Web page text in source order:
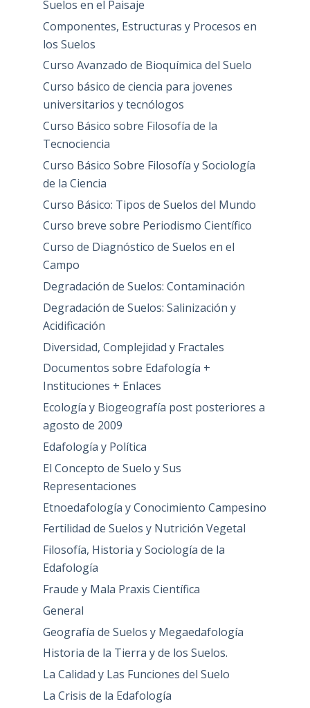
Suelos en el Paisaje
Componentes, Estructuras y Procesos en
los Suelos
Curso Avanzado de Bioquímica del Suelo
Curso básico de ciencia para jovenes
universitarios y tecnólogos
Curso Básico sobre Filosofía de la
Tecnociencia
Curso Básico Sobre Filosofía y Sociología
de la Ciencia
Curso Básico: Tipos de Suelos del Mundo
Curso breve sobre Periodismo Científico
Curso de Diagnóstico de Suelos en el
Campo
Degradación de Suelos: Contaminación
Degradación de Suelos: Salinización y
Acidificación
Diversidad, Complejidad y Fractales
Documentos sobre Edafología +
Instituciones + Enlaces
Ecología y Biogeografía post posteriores a
agosto de 2009
Edafología y Política
El Concepto de Suelo y Sus
Representaciones
Etnoedafología y Conocimiento Campesino
Fertilidad de Suelos y Nutrición Vegetal
Filosofía, Historia y Sociología de la
Edafología
Fraude y Mala Praxis Científica
General
Geografía de Suelos y Megaedafología
Historia de la Tierra y de los Suelos.
La Calidad y Las Funciones del Suelo
La Crisis de la Edafología